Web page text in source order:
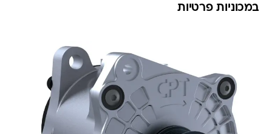
במכוניות פרטיות